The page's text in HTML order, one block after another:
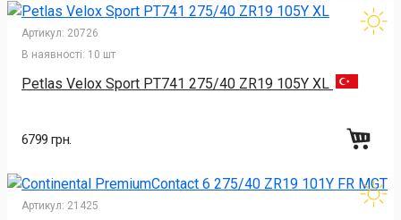
Артикул: 20726
В наявності: 10 шт
Petlas Velox Sport PT741 275/40 ZR19 105Y XL
6799 грн.
Артикул: 21425